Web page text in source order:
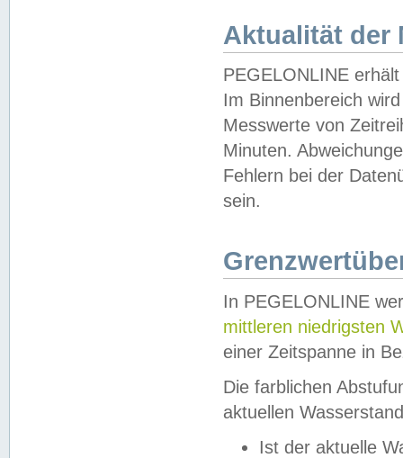
Aktualität der
PEGELONLINE
Im Binnenbereich
Messwerte von
Minuten.
Fehlern bei der
sein.
In PEGELONLINE
mittleren niedrigsten
einer Zeitspanne in
Die farblichen
aktuellen
Ist der aktuelle